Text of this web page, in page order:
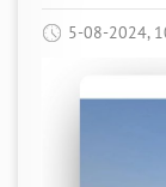
5-08-2024,